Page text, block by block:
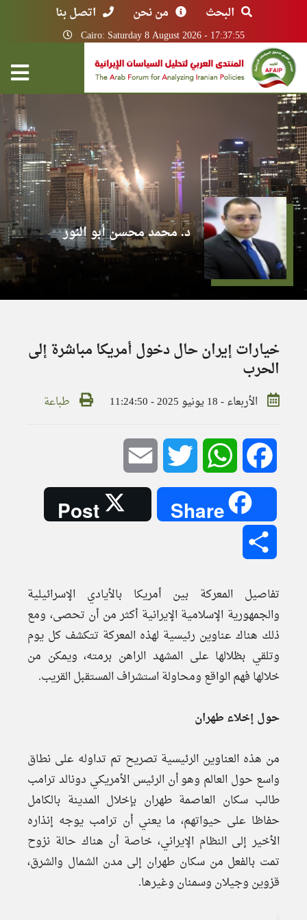
البحث من نحن اتصل بنا
Cairo: Saturday 8 August 2026 - 17:37:55
د. محمد محسن أبو النور
خيارات إيران حال دخول أمريكا مباشرة إلى
الحرب
الأربعاء - 18 يونيو 2025 - 11:24:50 طباعة
Facebook
WhatsApp
Twitter
Share
Post
تفاصيل المعركة بين أمريكا بالأيادي الإسرائيلية
والجمهورية الإسلامية الإيرانية أكثر من أن تحصى، ومع
ذلك هناك عناوين رئيسية لهذه المعركة تتكشف كل يوم
وتلقي بظلالها على المشهد الراهن برمته، ويمكن من
خلالها فهم الواقع ومحاولة استشراف المستقبل القريب.
حول إخلاء طهران
من هذه العناوين الرئيسية تصريح تم تداوله على نطاق
واسع حول العالم وهو أن الرئيس الأمريكي دونالد ترامب
طالب سكان العاصمة طهران بإخلال المدينة بالكامل
حفاظا على حيواتهم، ما يعني أن ترامب يوجه إنذاره
الأخير إلى النظام الإيراني، خاصة أن هناك حالة نزوح
تمت بالفعل من سكان طهران إلى مدن الشمال والشرق،
قزوين وجيلان وسمنان وغيرها.